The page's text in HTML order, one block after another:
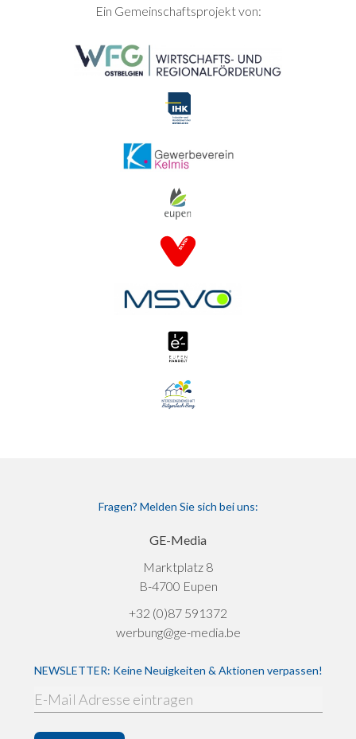
SEITENFUSSEin Gemeinschaftsprojekt von:
Fragen? Melden Sie sich bei uns:
GE-Media
Marktplatz 8
B-4700 Eupen
+32 (0)87 591372
werbung@ge-media.be
NEWSLETTER: Keine Neuigkeiten & Aktionen verpassen!